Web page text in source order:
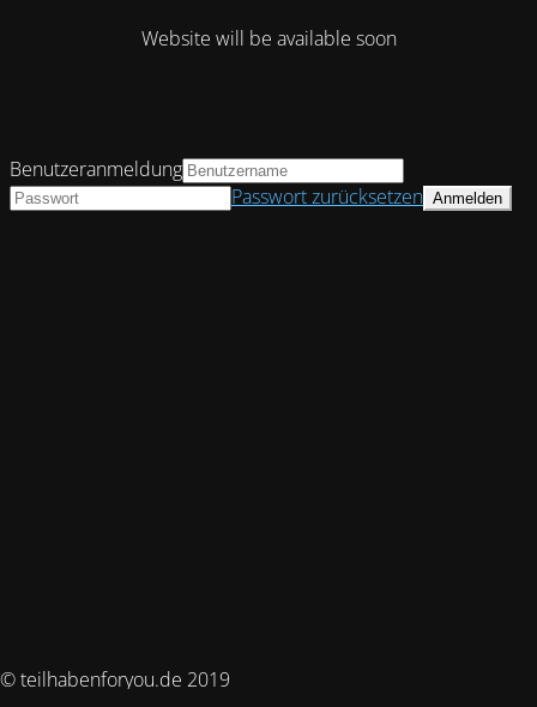
Website will be available soon
© teilhabenforyou.de 2019
Benutzeranmeldung
Passwort zurücksetzen